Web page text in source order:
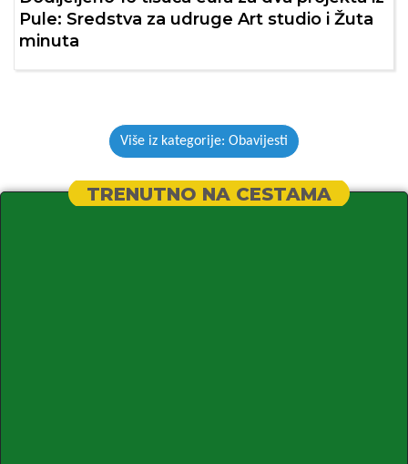
Pule: Sredstva za udruge Art studio i Žuta
minuta
Više iz kategorije: Obavijesti
TRENUTNO NA CESTAMA